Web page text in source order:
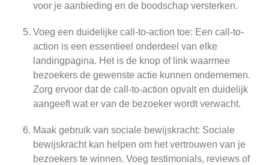
voor je aanbieding en de boodschap versterken.
Voeg een duidelijke call-to-action toe: Een call-to-
action is een essentieel onderdeel van elke
landingpagina. Het is de knop of link waarmee
bezoekers de gewenste actie kunnen ondernemen.
Zorg ervoor dat de call-to-action opvalt en duidelijk
aangeeft wat er van de bezoeker wordt verwacht.
Maak gebruik van sociale bewijskracht: Sociale
bewijskracht kan helpen om het vertrouwen van je
bezoekers te winnen. Voeg testimonials, reviews of